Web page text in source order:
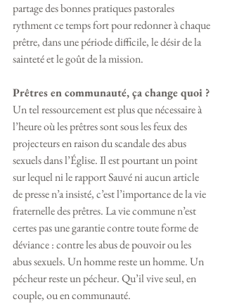
partage des bonnes pratiques pastorales
rythment ce temps fort pour redonner à chaque
prêtre, dans une période difficile, le désir de la
sainteté et le goût de la mission.
Prêtres en communauté, ça change quoi ?
Un tel ressourcement est plus que nécessaire à
l’heure où les prêtres sont sous les feux des
projecteurs en raison du scandale des abus
sexuels dans l’Église. Il est pourtant un point
sur lequel ni le rapport Sauvé ni aucun article
de presse n’a insisté, c’est l’importance de la vie
fraternelle des prêtres. La vie commune n’est
certes pas une garantie contre toute forme de
déviance : contre les abus de pouvoir ou les
abus sexuels. Un homme reste un homme. Un
pécheur reste un pécheur. Qu’il vive seul, en
couple, ou en communauté.